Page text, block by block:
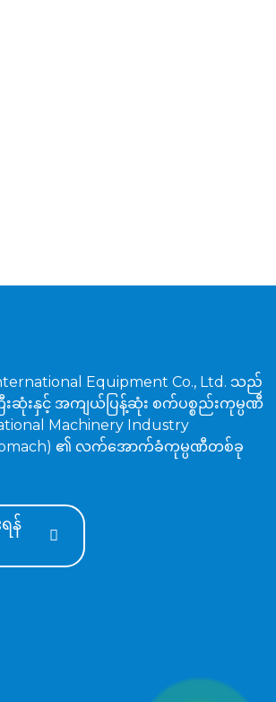
Equipment Co., Ltd. သည်
းနှင့် အကျယ်ပြန့်ဆုံး စက်ပစ္စည်းကုမ္ပဏီ
Machinery Industry
၏ လက်အောက်ခံကုမ္ပဏီတစ်ခု
ရန်